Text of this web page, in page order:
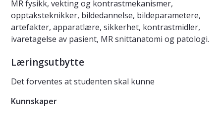
MR fysikk, vekting og kontrastmekanismer,
opptaksteknikker, bildedannelse, bildeparametere,
artefakter, apparatlære, sikkerhet, kontrastmidler,
ivaretagelse av pasient, MR snittanatomi og patologi.
Læringsutbytte
Det forventes at studenten skal kunne
Kunnskaper